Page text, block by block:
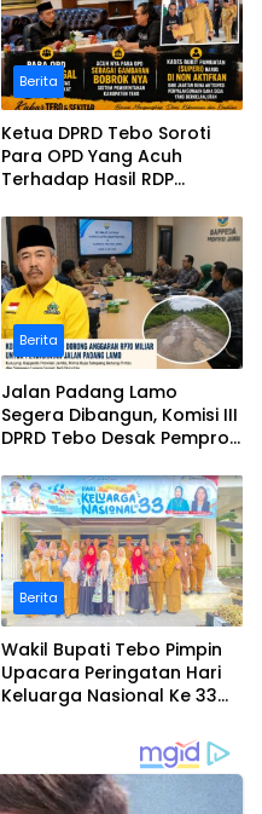
Berita
Ketua DPRD Tebo Soroti
Para OPD Yang Acuh
Terhadap Hasil RDP
Pamuatan
Berita
Jalan Padang Lamo
Segera Dibangun, Komisi III
DPRD Tebo Desak Pemprov
Anggaran Rp70 Miliar
Berita
Wakil Bupati Tebo Pimpin
Upacara Peringatan Hari
Keluarga Nasional Ke 33